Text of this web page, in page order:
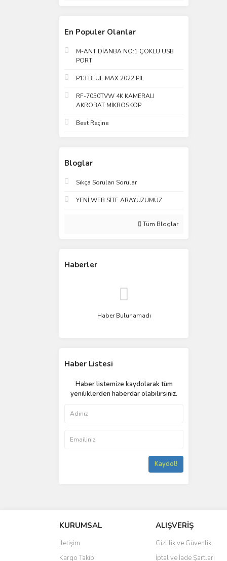
En Populer Olanlar
M-ANT DİANBA NO:1 ÇOKLU USB
PORT
P13 BLUE MAX 2022 PİL
RF-7050TVW 4K KAMERALI
AKROBAT MİKROSKOP
Best Reçine
Bloglar
Sıkça Sorulan Sorular
YENİ WEB SİTE ARAYÜZÜMÜZ
Tüm Bloglar
Haberler
Haber Bulunamadı
Haber Listesi
Haber listemize kaydolarak tüm
yeniliklerden haberdar olabilirsiniz.
Kaydol!
KURUMSAL
İletişim
Kargo Takibi
ALIŞVERİŞ
Gizlilik ve Güvenlik
İptal ve İade Şartları